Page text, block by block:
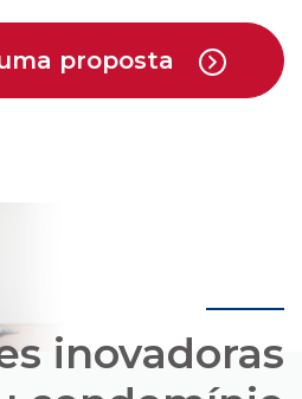
condomínio
de soluções que a Cipa
com empresas que estão